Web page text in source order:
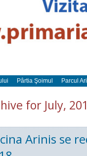
Pârtia Şoimul Parcul
for July,
Arinis se